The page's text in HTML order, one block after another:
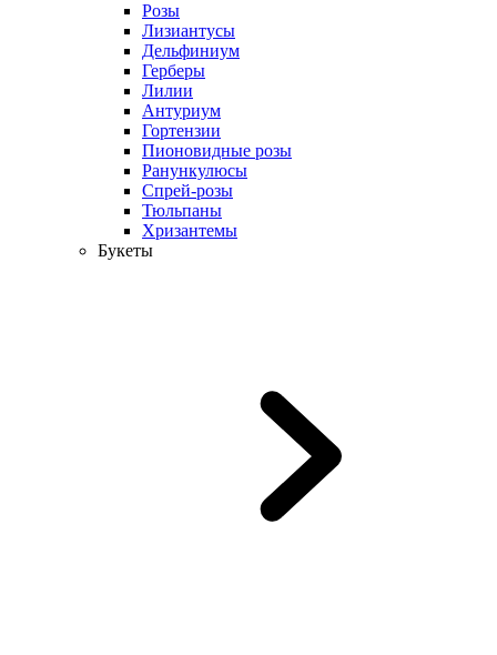
Розы
Лизиантусы
Дельфиниум
Герберы
Лилии
Антуриум
Гортензии
Пионовидные розы
Ранункулюсы
Спрей-розы
Тюльпаны
Хризантемы
Букеты